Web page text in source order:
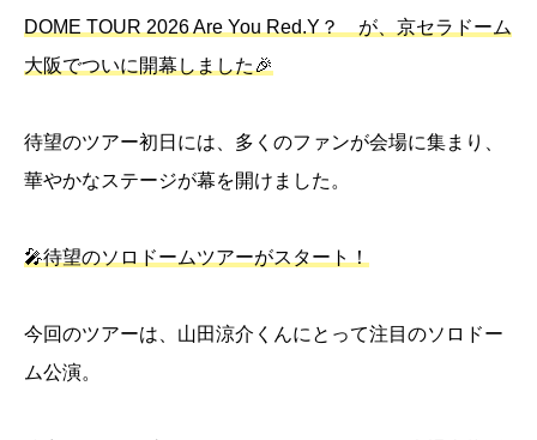
DOME TOUR 2026 Are You Red.Y？ が、京セラドーム
大阪でついに開幕しました🎉
待望のツアー初日には、多くのファンが会場に集まり、
華やかなステージが幕を開けました。
🎤待望のソロドームツアーがスタート！
今回のツアーは、山田涼介くんにとって注目のソロドー
ム公演。